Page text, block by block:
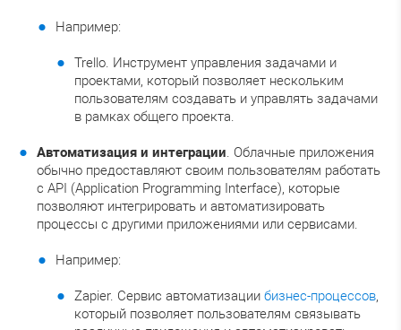
Например:
Trello. Инструмент управления задачами и
проектами, который позволяет нескольким
пользователям создавать и управлять задачами
в рамках общего проекта.
Автоматизация и интеграции. Облачные приложения
обычно предоставляют своим пользователям работать
с API (Application Programming Interface), которые
позволяют интегрировать и автоматизировать
процессы с другими приложениями или сервисами.
Например:
Zapier. Сервис автоматизации бизнес-процессов,
который позволяет пользователям связывать